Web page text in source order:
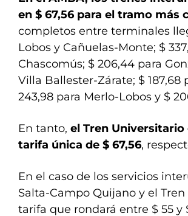
en $ 67,56 para el tramo más
completos entre terminales
Lobos y Cañuelas-Monte; $
Chascomús; $ 206,44 para
Villa Ballester-Zárate; $
243,98 para Merlo-Lobos y $
En tanto, el Tren Universitario
tarifa única de $ 67,56,
En el caso de los servicios
Salta-Campo Quijano y el
tarifa que rondará entre $ 55 y